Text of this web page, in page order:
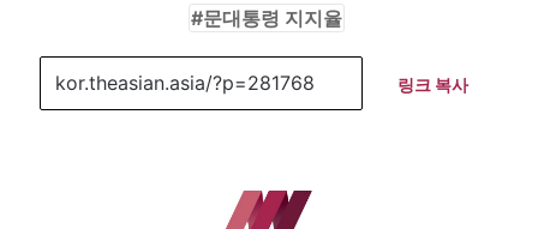
문대통령 지지율
링크 복사